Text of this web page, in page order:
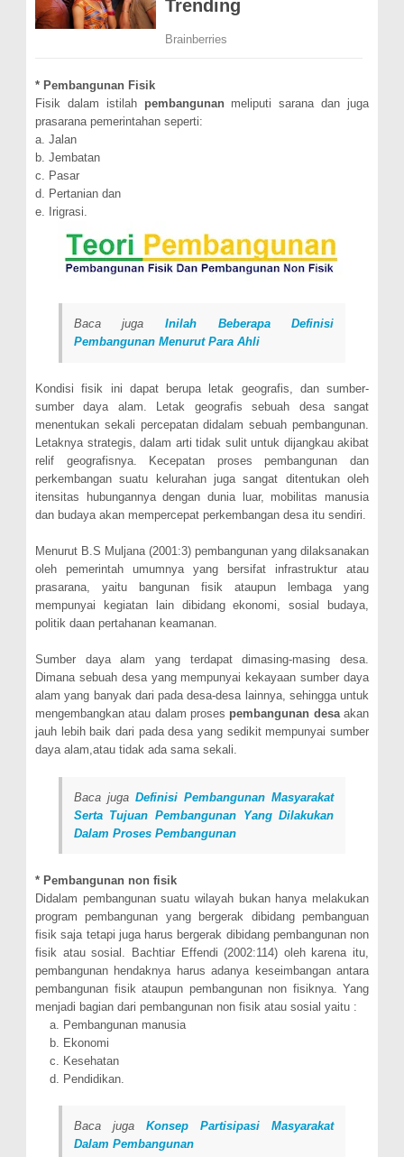
* Pembangunan Fisik
Fisik dalam istilah pembangunanmeliputi sarana dan juga
prasarana pemerintahan seperti:
a. Jalan
b. Jembatan
c. Pasar
d. Pertanian dan
e. Irigrasi.
Baca juga Inilah Beberapa Definisi
Pembangunan Menurut Para Ahli
Kondisi fisik ini dapat berupa letak geografis, dan sumber-
sumber daya alam. Letak geografis sebuah desa sangat
menentukan sekali percepatan didalam sebuah pembangunan.
Letaknya strategis, dalam arti tidak sulit untuk dijangkau akibat
relif geografisnya. Kecepatan proses pembangunan dan
perkembangan suatu kelurahan juga sangat ditentukan oleh
itensitas
hubungannya dengan dunia luar, mobilitas manusia
dan budaya akan mempercepat perkembangan desa itu sendiri.
Menurut B.S Muljana (2001:3) pembangunan yang dilaksanakan
oleh pemerintah umumnya yang bersifat infrastruktur atau
prasarana, yaitu bangunan fisik ataupun lembaga yang
mempunyai kegiatan lain dibidang ekonomi, sosial budaya,
politik daan pertahanan keamanan.
Sumber daya alam yang terdapat dimasing-masing desa.
Dimana sebuah desa yang mempunyai kekayaan sumber daya
alam yang banyak dari pada desa-desa lainnya, sehingga untuk
mengembangkan atau dalam proses pembangunan desaakan
jauh lebih baik dari pada desa yang sedikit mempunyai sumber
daya alam,atau tidak ada sama sekali.
Baca juga Definisi Pembangunan Masyarakat
Serta Tujuan Pembangunan Yang Dilakukan
Dalam Proses Pembangunan
* Pembangunan non fisik
Didalam pembangunan suatu wilayah bukan hanya melakukan
program pembangunan yang bergerak dibidang pembanguan
fisik saja tetapi juga harus bergerak dibidang pembangunan non
fisik atau sosial. Bachtiar Effendi (2002:114) oleh karena itu,
pembangunan hendaknya harus adanya keseimbangan antara
pembangunan fisik ataupun pembangunan non fisiknya. Yang
menjadi bagian dari pembangunan non fisik atau sosial yaitu :
a. Pembangunan manusia
b. Ekonomi
c. Kesehatan
d. Pendidikan.
Baca juga Konsep Partisipasi Masyarakat
Dalam Pembangunan